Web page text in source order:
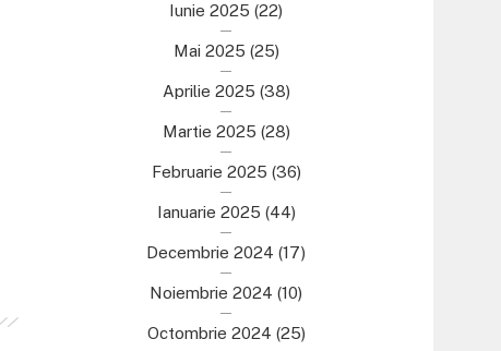
Iunie 2025 (22)
Mai 2025 (25)
Aprilie 2025 (38)
Martie 2025 (28)
Februarie 2025 (36)
Ianuarie 2025 (44)
Decembrie 2024 (17)
Noiembrie 2024 (10)
Octombrie 2024 (25)